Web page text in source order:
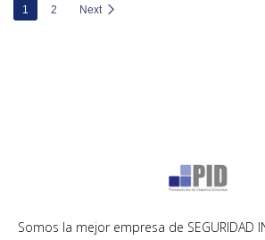
1 2 Next
Somos la mejor empresa de SEGURIDAD